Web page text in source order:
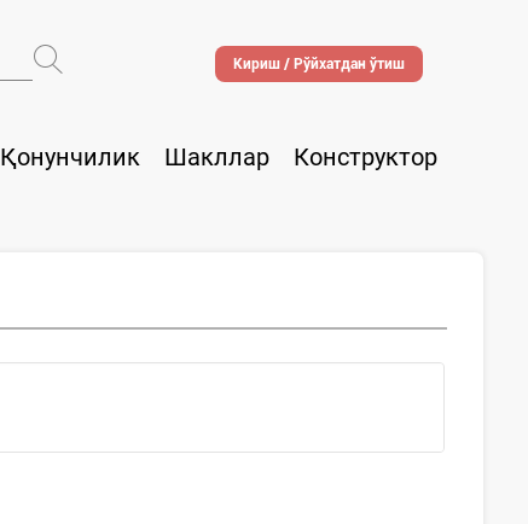
Кириш / Рўйхатдан ўтиш
Қонунчилик Шакллар
Конструктор